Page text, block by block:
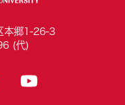
本郷1-26-3
(代)